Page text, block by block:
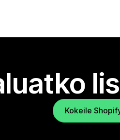
Kokeile